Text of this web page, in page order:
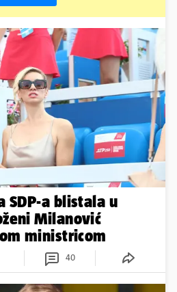
SDP-a blistala u
Milanović
ministricom
40